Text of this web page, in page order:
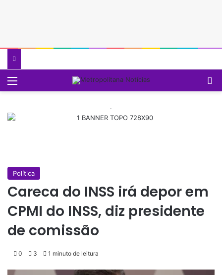
.
Política
Careca do INSS irá depor em
CPMI do INSS, diz presidente
de comissão
0 3 1 minuto de leitura